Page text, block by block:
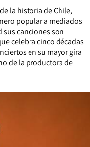
la historia de Chile,
popular a mediados
sus canciones son
celebra cinco décadas
en su mayor gira
de la productora de